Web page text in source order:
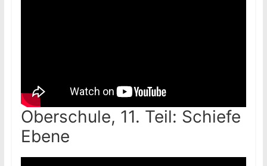
Oberschule, 11. Teil: Schiefe
Ebene